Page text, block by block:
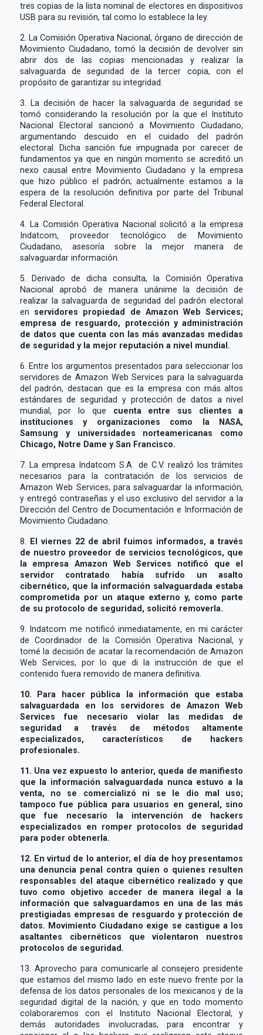
tres copias de la lista nominal de electores en dispositivos
USB para su revisión, tal como lo establece la ley.
2. La Comisión Operativa Nacional, órgano de dirección de
Movimiento Ciudadano, tomó la decisión de devolver sin
abrir dos de las copias mencionadas y realizar la
salvaguarda de seguridad de la tercer copia, con el
propósito de garantizar su integridad.
3. La decisión de hacer la salvaguarda de seguridad se
tomó considerando la resolución por la que el Instituto
Nacional Electoral sancionó a Movimiento Ciudadano,
argumentando descuido en el cuidado del padrón
electoral. Dicha sanción fue impugnada por carecer de
fundamentos ya que en ningún momento se acreditó un
nexo causal entre Movimiento Ciudadano y la empresa
que hizo público el padrón; actualmente estamos a la
espera de la resolución definitiva por parte del Tribunal
Federal Electoral.
4. La Comisión Operativa Nacional solicitó a la empresa
Indatcom, proveedor tecnológico de Movimiento
Ciudadano, asesoría sobre la mejor manera de
salvaguardar información.
5. Derivado de dicha consulta, la Comisión Operativa
Nacional aprobó de manera unánime la decisión de
realizar la salvaguarda de seguridad del padrón electoral
en servidores propiedad de Amazon Web Services;
empresa de resguardo, protección y administración
de datos que cuenta con las más avanzadas medidas
de seguridad y la mejor reputación a nivel mundial.
6. Entre los argumentos presentados para seleccionar los
servidores de Amazon Web Services para la salvaguarda
del padrón, destacan que es la empresa con más altos
estándares de seguridad y protección de datos a nivel
mundial, por lo que cuenta entre sus clientes a
instituciones y organizaciones como la NASA,
Samsung y universidades norteamericanas como
Chicago, Notre Dame y San Francisco.
7. La empresa Indatcom S.A de C.V. realizó los trámites
necesarios para la contratación de los servicios de
Amazon Web Services, para salvaguardar la información,
y entregó contraseñas y el uso exclusivo del servidor a la
Dirección del Centro de Documentación e Información de
Movimiento Ciudadano.
8. El viernes 22 de abril fuimos informados, a través
de nuestro proveedor de servicios tecnológicos, que
la empresa Amazon Web Services notificó que el
servidor contratado había sufrido un asalto
cibernético, que la información salvaguardada estaba
comprometida por un ataque externo y, como parte
de su protocolo de seguridad, solicitó removerla.
9. Indatcom me notificó inmediatamente, en mi carácter
de Coordinador de la Comisión Operativa Nacional, y
tomé la decisión de acatar la recomendación de Amazon
Web Services, por lo que di la instrucción de que el
contenido fuera removido de manera definitiva.
10. Para hacer pública la información que estaba
salvaguardada en los servidores de Amazon Web
Services fue necesario violar las medidas de
seguridad a través de métodos altamente
especializados, característicos de hackers
profesionales.
11. Una vez expuesto lo anterior, queda de manifiesto
que la información salvaguardada nunca estuvo a la
venta, no se comercializó ni se le dio mal uso;
tampoco fue pública para usuarios en general, sino
que fue necesario la intervención de hackers
especializados en romper protocolos de seguridad
para poder obtenerla.
12. En virtud de lo anterior, el día de hoy presentamos
una denuncia penal contra quien o quienes resulten
responsables del ataque cibernético realizado y que
tuvo como objetivo acceder de manera ilegal a la
información que salvaguardamos en una de las más
prestigiadas empresas de resguardo y protección de
datos. Movimiento Ciudadano exige se castigue a los
asaltantes cibernéticos que violentaron nuestros
protocolos de seguridad.
13. Aprovecho para comunicarle al consejero presidente
que estamos del mismo lado en este nuevo frente por la
defensa de los datos personales de los mexicanos y de la
seguridad digital de la nación, y que en todo momento
colaboraremos con el Instituto Nacional Electoral, y
demás autoridades involucradas, para encontrar y